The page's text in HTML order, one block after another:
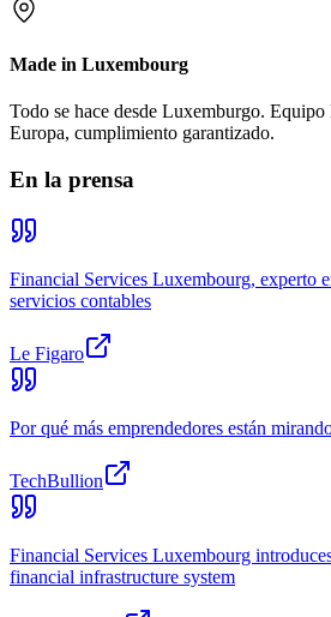
Made in Luxembourg
Todo se hace desde Luxemburgo. Equipo
Europa, cumplimiento garantizado.
En la prensa
Financial Services Luxembourg, experto
servicios contables
Le Figaro
Por qué más emprendedores están
TechBullion
Financial Services Luxembourg
financial infrastructure system